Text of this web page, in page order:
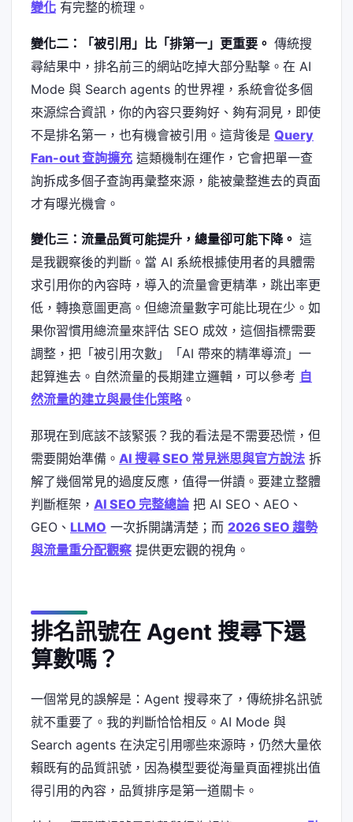
變化 有完整的梳理。
變化二：「被引用」比「排第一」更重要。 傳統搜
尋結果中，排名前三的網站吃掉大部分點擊。在 AI
Mode 與 Search agents 的世界裡，系統會從多個
來源綜合資訊，你的內容只要夠好、夠有洞見，即使
不是排名第一，也有機會被引用。這背後是 Query
Fan-out 查詢擴充 這類機制在運作，它會把單一查
詢拆成多個子查詢再彙整來源，能被彙整進去的頁面
才有曝光機會。
變化三：流量品質可能提升，總量卻可能下降。 這
是我觀察後的判斷。當 AI 系統根據使用者的具體需
求引用你的內容時，導入的流量會更精準，跳出率更
低，轉換意圖更高。但總流量數字可能比現在少。如
果你習慣用總流量來評估 SEO 成效，這個指標需要
調整，把「被引用次數」「AI 帶來的精準導流」一
起算進去。自然流量的長期建立邏輯，可以參考 自
然流量的建立與最佳化策略。
那現在到底該不該緊張？我的看法是不需要恐慌，但
需要開始準備。 AI 搜尋 SEO 常見迷思與官方說法 拆
解了幾個常見的過度反應，值得一併讀。要建立整體
判斷框架， AI SEO 完整總論 把 AI SEO、AEO、
GEO、 LLMO 一次拆開講清楚；而 2026 SEO 趨勢
與流量重分配觀察 提供更宏觀的視角。
排名訊號在 Agent 搜尋下還
算數嗎？
一個常見的誤解是：Agent 搜尋來了，傳統排名訊號
就不重要了。我的判斷恰恰相反。AI Mode 與
Search agents 在決定引用哪些來源時，仍然大量依
賴既有的品質訊號，因為模型要從海量頁面裡挑出值
得引用的內容，品質排序是第一道關卡。